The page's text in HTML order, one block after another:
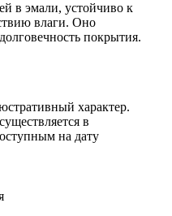
в эмали, устойчиво к
влаги. Оно
покрытия.
характер.
в
на дату